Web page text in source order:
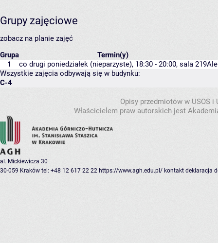
Grupy zajęciowe
zobacz na planie zajęć
Grupa
Termin(y)
1
co drugi poniedziałek (nieparzyste), 18:30 - 20:00, sala 219
Wszystkie zajęcia odbywają się w budynku:
C-4
Opisy przedmiotów w USOS
Właścicielem praw autorskich jest
al. Mickiewicza 30
30-059 Kraków tel: +48 12 617 22 22 https://www.agh.edu.pl/ kontakt deklaracja